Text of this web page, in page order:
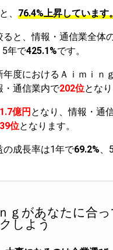
、 76.4%上昇しています
と、情報・通信業全体
5年で425.1%です。
年度におけるＡｉｍｉｎ
・通信業内で202位となり
億円 となり、情報・通
位となります。
の成長率は1年で69.2%、
ｇがあなたに合
しよう